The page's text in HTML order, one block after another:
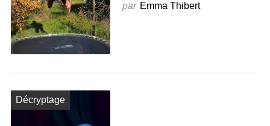
par Emma Thibert
Décryptage